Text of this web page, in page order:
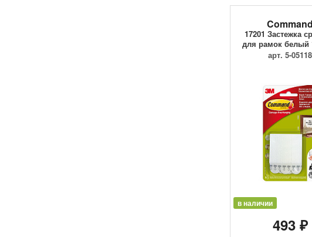
Command
17201 Застежка
для рамок белый
...
арт. 5-05118
в наличии
493 ₽